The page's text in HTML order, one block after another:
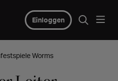
Einloggen
Worms